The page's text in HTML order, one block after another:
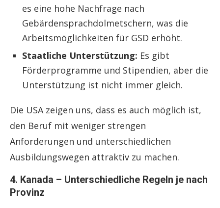
es eine hohe Nachfrage nach
Gebärdensprachdolmetschern, was die
Arbeitsmöglichkeiten für GSD erhöht.
Staatliche Unterstützung: Es gibt
Förderprogramme und Stipendien, aber die
Unterstützung ist nicht immer gleich.
Die USA zeigen uns, dass es auch möglich ist,
den Beruf mit weniger strengen
Anforderungen und unterschiedlichen
Ausbildungswegen attraktiv zu machen.
4. Kanada – Unterschiedliche Regeln je nach
Provinz